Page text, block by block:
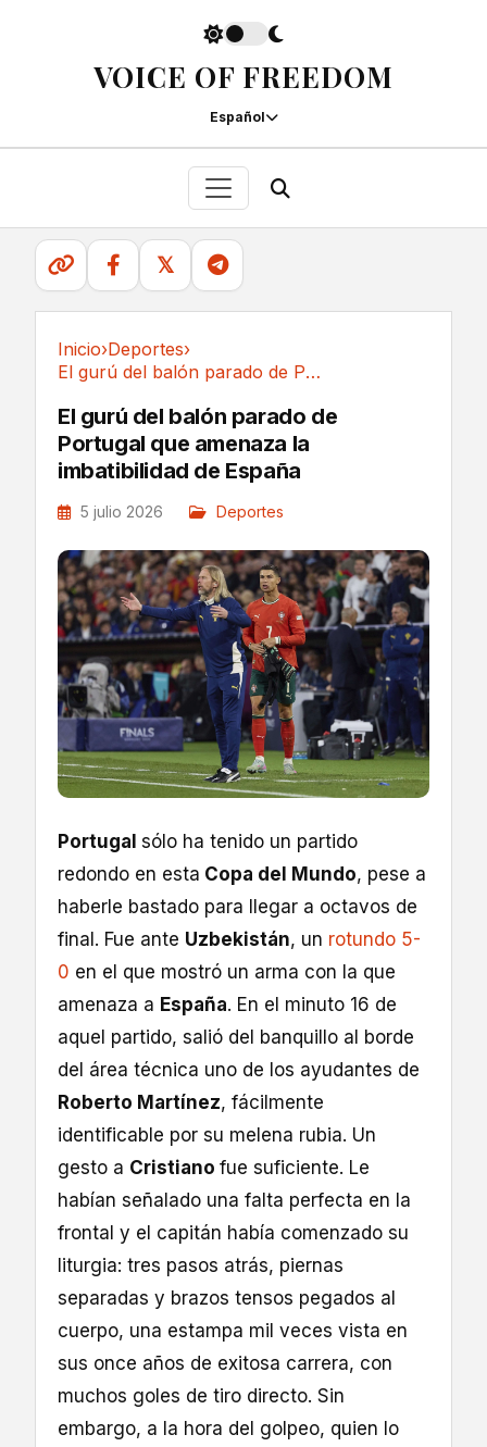
VOICE OF FREEDOM
Español
𝕏
Inicio›Deportes›
El gurú del balón parado de Portugal que...
El gurú del balón parado de
Portugal que amenaza la
imbatibilidad de España
5 julio 2026 Deportes
Portugal sólo ha tenido un partido
redondo en esta Copa del Mundo, pese a
haberle bastado para llegar a octavos de
final. Fue ante Uzbekistán, un rotundo 5-
0 en el que mostró un arma con la que
amenaza a España. En el minuto 16 de
aquel partido, salió del banquillo al borde
del área técnica uno de los ayudantes de
Roberto Martínez, fácilmente
identificable por su melena rubia. Un
gesto a Cristiano fue suficiente. Le
habían señalado una falta perfecta en la
frontal y el capitán había comenzado su
liturgia: tres pasos atrás, piernas
separadas y brazos tensos pegados al
cuerpo, una estampa mil veces vista en
sus once años de exitosa carrera, con
muchos goles de tiro directo. Sin
embargo, a la hora del golpeo, quien lo